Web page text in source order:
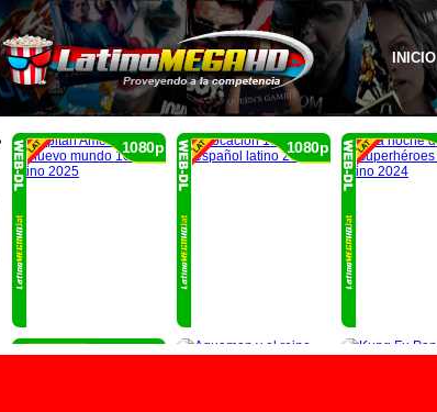
INICIO
1080p 1080p
1080p